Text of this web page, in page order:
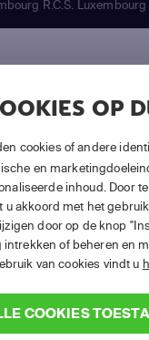
OP
cookies of andere
en
inhoud. Door
u akkoord met het
door op de knop
intrekken of beheren en
van cookies vindt u
COOKIES
R.C.S.